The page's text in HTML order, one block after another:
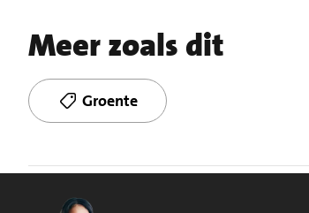
Meer zoals dit
Groente